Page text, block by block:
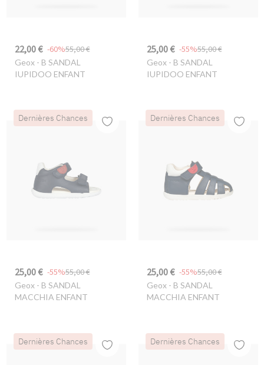
22,00 € 55,00 €
-60%
Geox- B SANDAL
IUPIDOO ENFANT
25,00 € 55,00 €
-55%
Geox- B SANDAL
IUPIDOO ENFANT
Dernières Chances
25,00 € 55,00 €
-55%
Geox- B SANDAL
MACCHIA ENFANT
Dernières Chances
25,00 € 55,00 €
-55%
Geox- B SANDAL
MACCHIA ENFANT
Dernières Chances Dernières Chances